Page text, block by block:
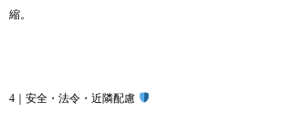
縮。
4｜安全・法令・近隣配慮